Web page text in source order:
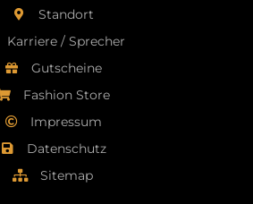
Standort
Karriere / Sprecher
Gutscheine
Fashion Store
Impressum
Datenschutz
Sitemap